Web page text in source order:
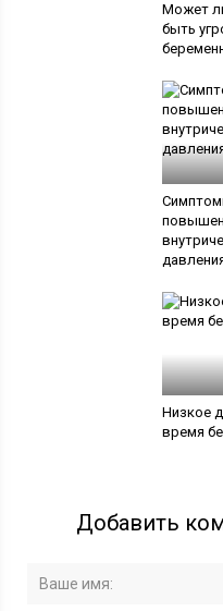
Может
быть
Низкое
время
Добавить